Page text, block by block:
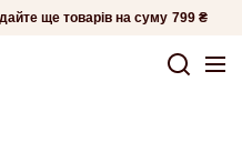
ще товарів на суму 799 ₴